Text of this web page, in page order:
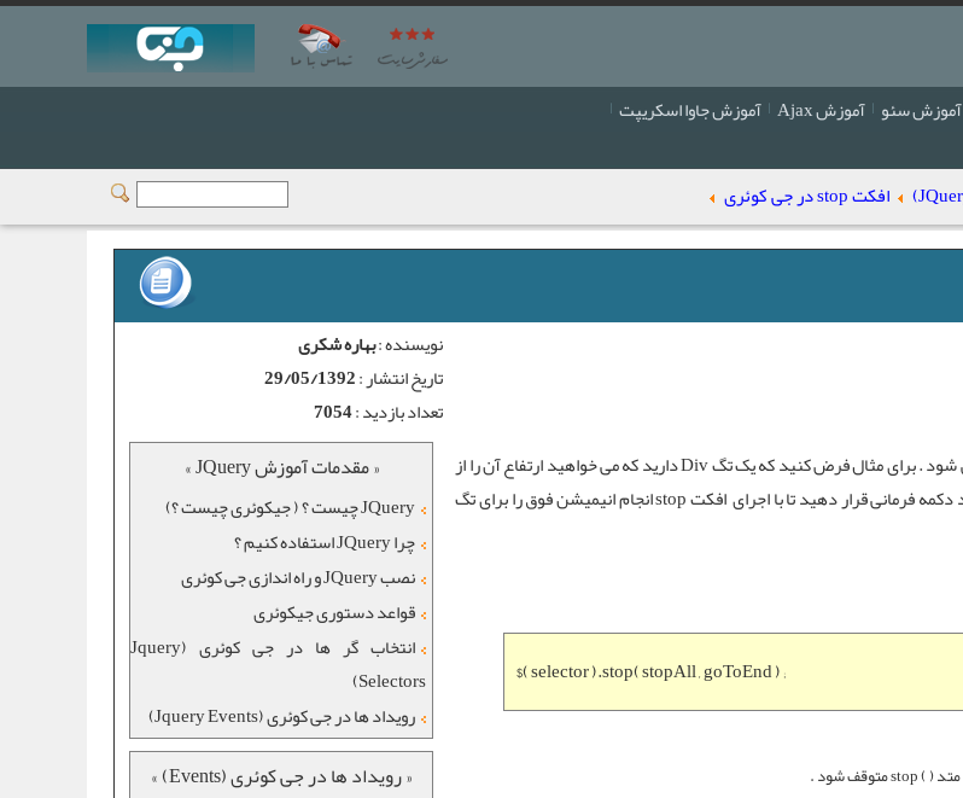
آموزش سئو آموزش Ajax آموزش جاوا اسکریپت
افکت stop در جی کوئری
باعث توقف انجام یک عمل یا انیمیشن برای عنصر مورد نظر می شود . برای مثال فرض کنید که یک تگ Div دارید که می خواهید ارتفاع آن را از
افکت stop
انجام انیمیشن فوق را برای تگ
$( selector ).stop( stopAll , goToEnd ) ;
نویسنده :بهاره شکری
تاریخ انتشار :29/05/1392
تعداد بازدید :7054
« مقدمات آموزش JQuery »
JQuery چیست ؟ ( جیکوئری چیست ؟)
چرا JQuery استفاده کنیم ؟
نصب JQuery و راه اندازی جی کوئری
قواعد دستوری جیکوئری
انتخاب گر ها در جی کوئری (Jquery
Selectors)
رویداد ها در جی کوئری (Jquery Events)
« رویداد ها در جی کوئری (Events) »